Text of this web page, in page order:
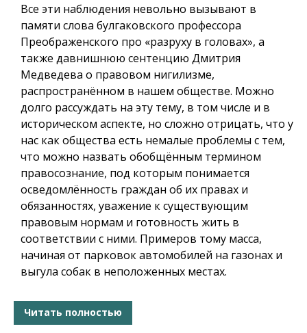
Все эти наблюдения невольно вызывают в
памяти слова булгаковского профессора
Преображенского про «разруху в головах», а
также давнишнюю сентенцию Дмитрия
Медведева о правовом нигилизме,
распространённом в нашем обществе. Можно
долго рассуждать на эту тему, в том числе и в
историческом аспекте, но сложно отрицать, что у
нас как общества есть немалые проблемы с тем,
что можно назвать обобщённым термином
правосознание, под которым понимается
осведомлённость граждан об их правах и
обязанностях, уважение к существующим
правовым нормам и готовность жить в
соответствии с ними. Примеров тому масса,
начиная от парковок автомобилей на газонах и
выгула собак в неположенных местах.
Читать полностью